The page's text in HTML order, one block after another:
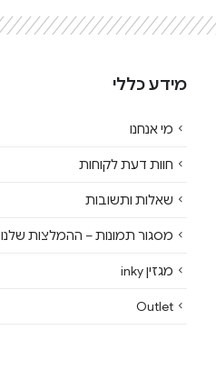
מידע כללי
מי אנחנו
חוות דעת לקוחות
שאלות ותשובות
מסגור תמונות – ההמלצות שלנו
מגזין inky
Outlet